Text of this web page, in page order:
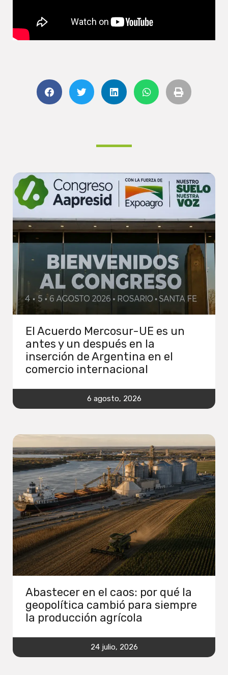
El Acuerdo Mercosur-UE es un
antes y un después en la
inserción de Argentina en el
comercio internacional
6 agosto, 2026
Abastecer en el caos: por qué la
geopolítica cambió para siempre
la producción agrícola
24 julio, 2026